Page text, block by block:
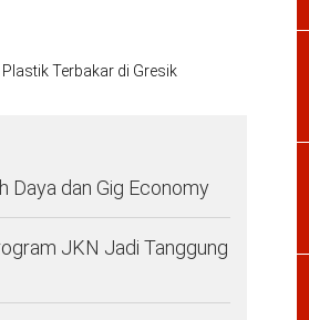
Terbakar di Gresik
Daya dan Gig Economy
JKN Jadi Tanggung